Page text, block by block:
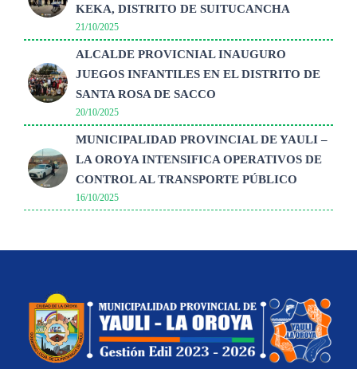
KEKA, DISTRITO DE SUITUCANCHA
21/10/2025
ALCALDE PROVICNIAL INAUGURO
JUEGOS INFANTILES EN EL DISTRITO DE
SANTA ROSA DE SACCO
20/10/2025
MUNICIPALIDAD PROVINCIAL DE YAULI –
LA OROYA INTENSIFICA OPERATIVOS DE
CONTROL AL TRANSPORTE PÚBLICO
16/10/2025